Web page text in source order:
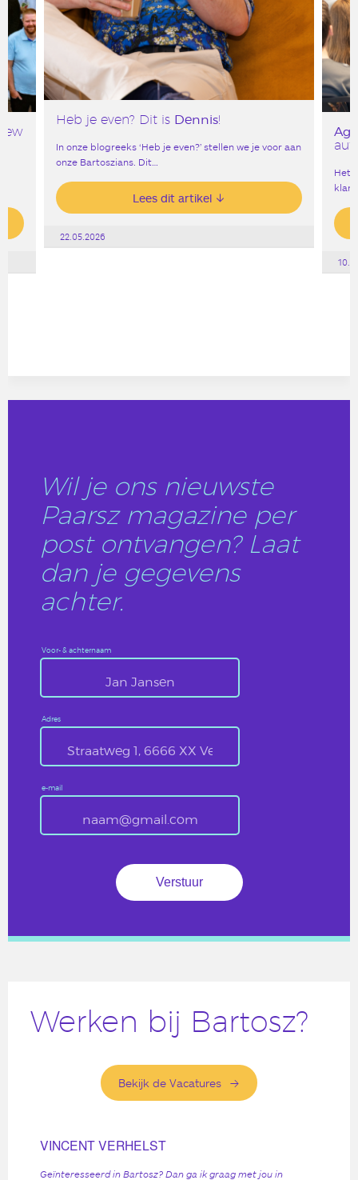
Heb je even? Dit is Dennis!
In onze blogreeks ‘Heb je even?’ stellen we je voor aan
onze Bartoszians. Dit…
Lees dit artikel
22.05.2026
Het
Wil je ons nieuwste
Paarsz magazine per
post ontvangen? Laat
dan je gegevens
achter.
Voor- & achternaam
Adres
e-mail
Werken bij Bartosz?
Bekijk de Vacatures
VINCENT VERHELST
Geïnteresseerd in Bartosz? Dan ga ik graag met jou in